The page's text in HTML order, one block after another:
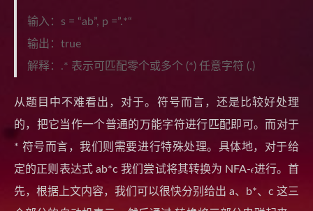
输入：s = “ab”, p =”.*“
输出：true
解释：.* 表示可匹配零个或多个 (*) 任意字符 (.)
从题目中不难看出，对于。符号而言，还是比较好处理
的，把它当作一个普通的万能字符进行匹配即可。而对于
* 符号而言，我们则需要进行特殊处理。具体地，对于给
定的正则表达式 ab*c 我们尝试将其转换为 NFA-𝜖进行。首
先，根据上文内容，我们可以很快分别给出 a、b*、c 这三